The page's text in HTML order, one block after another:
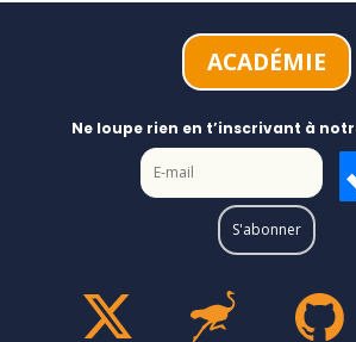
ACADÉMIE
Ne loupe rien en t’inscrivant à